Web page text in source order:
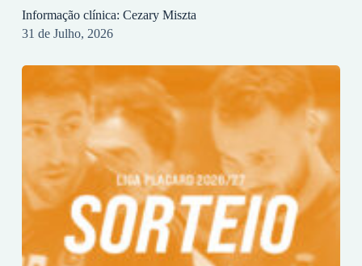
Informação clínica: Cezary Miszta
31 de Julho, 2026